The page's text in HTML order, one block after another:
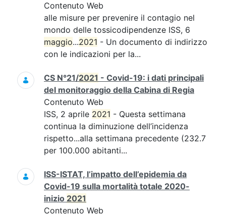
Contenuto Web
alle misure per prevenire il contagio nel
mondo delle tossicodipendenze ISS, 6
maggio...2021 - Un documento di indirizzo
con le indicazioni per la...
CS N°21/2021 - Covid-19: i dati principali
del monitoraggio della Cabina di Regia
Contenuto Web
ISS, 2 aprile 2021 - Questa settimana
continua la diminuzione dell’incidenza
rispetto...alla settimana precedente (232.7
per 100.000 abitanti...
ISS-ISTAT, l’impatto dell’epidemia da
Covid-19 sulla mortalità totale 2020-
inizio 2021
Contenuto Web